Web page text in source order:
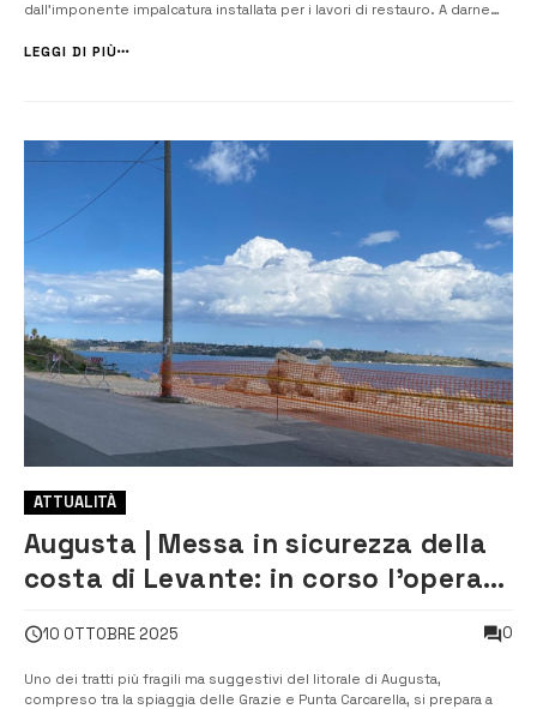
dall’imponente impalcatura installata per i lavori di restauro. A darne
sottolineando l’importanza di un intervento che riporta alla luce la
LEGGI DI PIÙ
ATTUALITÀ
Augusta | Messa in sicurezza della
costa di Levante: in corso l’opera
10 OTTOBRE 2025 0
Uno dei tratti più fragili ma suggestivi del litorale di Augusta,
compreso tra la spiaggia delle Grazie e Punta Carcarella, si prepara a